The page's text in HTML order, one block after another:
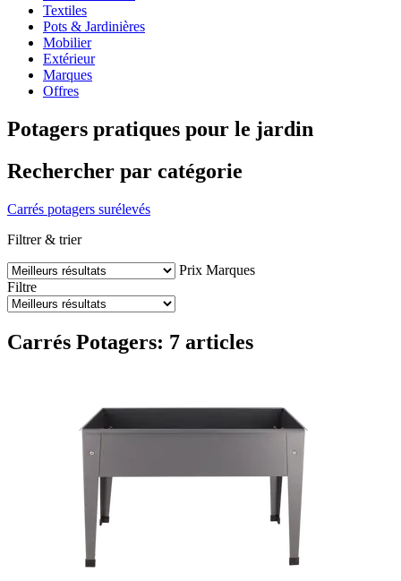
Textiles
Pots & Jardinières
Mobilier
Extérieur
Marques
Offres
Potagers pratiques pour le jardin
Rechercher par catégorie
Carrés potagers surélevés
Filtrer & trier
Prix Marques
Filtre
Carrés Potagers: 7 articles